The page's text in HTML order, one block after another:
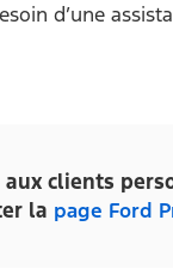
d’une
clients
la page Ford